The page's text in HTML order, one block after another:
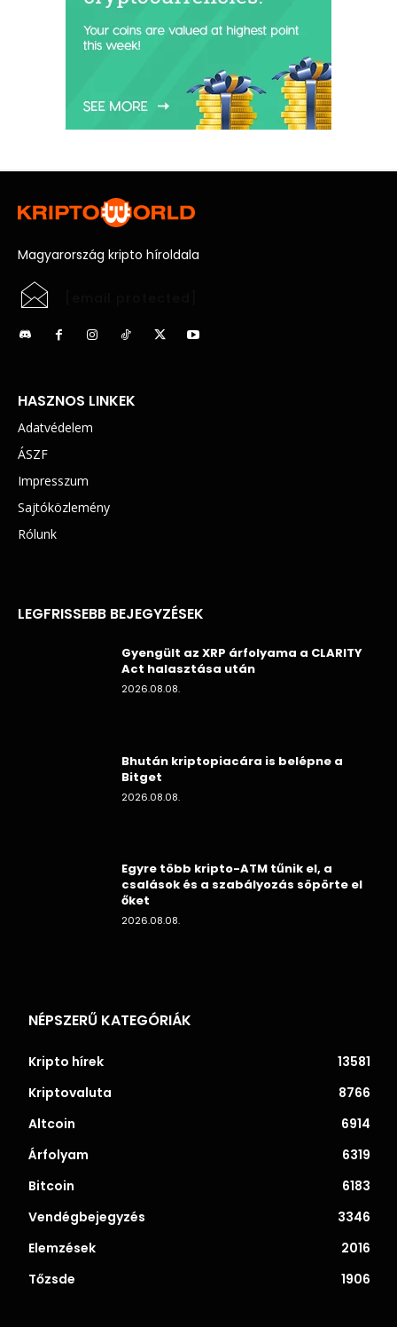
Magyarország kripto híroldala
HASZNOS LINKEK
Adatvédelem
ÁSZF
Impresszum
Sajtóközlemény
Rólunk
LEGFRISSEBB BEJEGYZÉSEK
Gyengült az XRP árfolyama a CLARITY
Act halasztása után
2026.08.08.
Bhután kriptopiacára is belépne a
Bitget
2026.08.08.
Egyre több kripto-ATM tűnik el, a
csalások és a szabályozás söpörte el
őket
2026.08.08.
NÉPSZERŰ KATEGÓRIÁK
Kripto hírek
13581
Kriptovaluta
8766
Altcoin
6914
Árfolyam
6319
Bitcoin
6183
Vendégbejegyzés
3346
Elemzések
2016
Tőzsde
1906